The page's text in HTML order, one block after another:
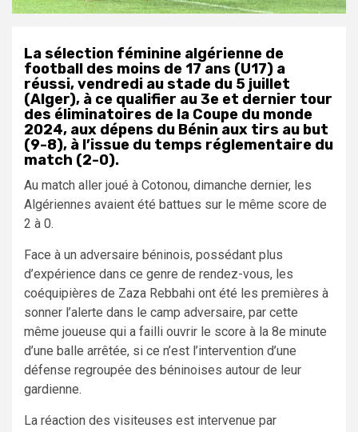
La sélection féminine algérienne de
football des moins de 17 ans (U17) a
réussi, vendredi au stade du 5 juillet
(Alger), à ce qualifier au 3e et dernier tour
des éliminatoires de la Coupe du monde
2024, aux dépens du Bénin aux tirs au but
(9-8), à l’issue du temps réglementaire du
match (2-0).
Au match aller joué à Cotonou, dimanche dernier, les
Algériennes avaient été battues sur le même score de
2 à 0.
Face à un adversaire béninois, possédant plus
d’expérience dans ce genre de rendez-vous, les
coéquipières de Zaza Rebbahi ont été les premières à
sonner l’alerte dans le camp adversaire, par cette
même joueuse qui a failli ouvrir le score à la 8e minute
d’une balle arrêtée, si ce n’est l’intervention d’une
défense regroupée des béninoises autour de leur
gardienne.
La réaction des visiteuses est intervenue par